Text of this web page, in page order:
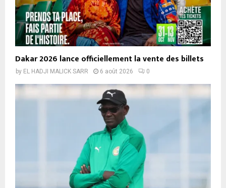
Dakar 2026 lance officiellement la vente des billets
by EL HADJI MALICK SARR 6 août 2026 0